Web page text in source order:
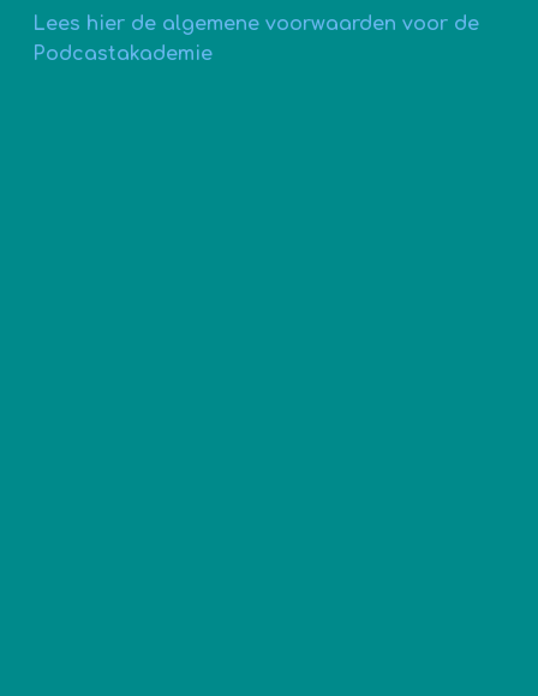
Lees hier de algemene voorwaarden voor de
Podcastakademie